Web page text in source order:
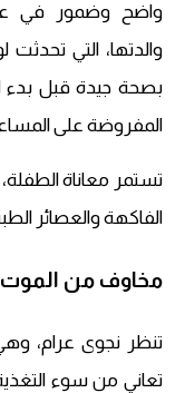
واضح وضمور في
والدتها، التي
بصحة جيدة قبل بدء
المفروضة على
تستمر معاناة
الفاكهة والعصائر
مخاوف من الموت
تنظر نجوى عرام،
تعاني من سوء